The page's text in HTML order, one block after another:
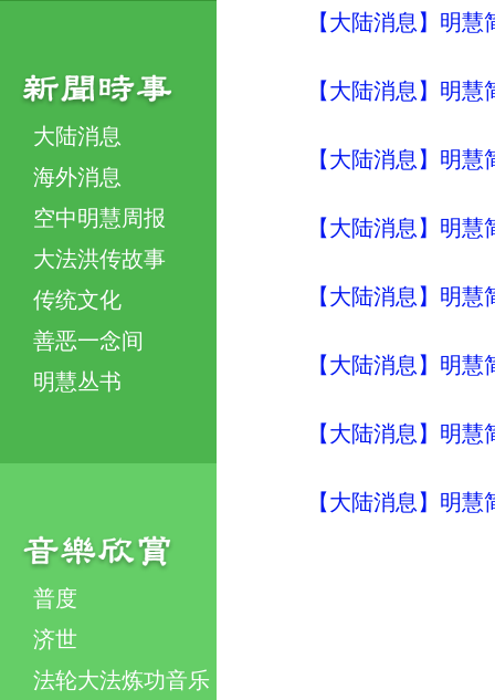
大陆消息
海外消息
空中明慧周报
大法洪传故事
传统文化
善恶一念间
明慧丛书
普度
济世
法轮大法炼功音乐
【大陆消息】明
【大陆消息】明
【大陆消息】明
【大陆消息】明
【大陆消息】明
【大陆消息】明
【大陆消息】明
【大陆消息】明